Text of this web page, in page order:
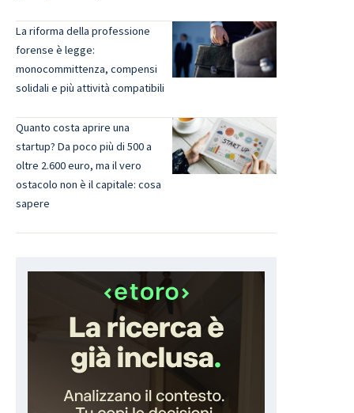
La riforma della professione
forense è legge:
monocommittenza, compensi
solidali e più attività compatibili
Quanto costa aprire una
startup? Da poco più di 500 a
oltre 2.600 euro, ma il vero
ostacolo non è il capitale: cosa
sapere